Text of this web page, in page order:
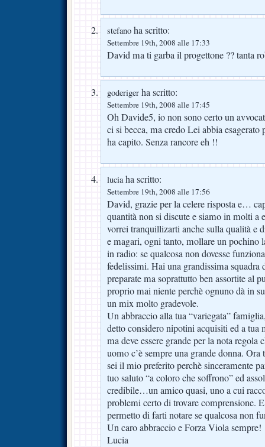
stefano ha scritto:
Settembre 19th, 2008 alle 17:33
David ma ti garba il progettone ?? tanta
goderiger ha scritto:
Settembre 19th, 2008 alle 17:45
Oh Davide5, io non sono certo un
ci si becca, ma credo Lei abbia esagerato
ha capito. Senza rancore eh !!
luciaha scritto:
Settembre 19th, 2008 alle 17:56
David, grazie per la celere risposta e…
quantità non si discute e siamo in molti a
vorrei tranquillizarti anche sulla qualità e
e magari, ogni tanto, mollare un pochino
in radio: se qualcosa non dovesse
fedelissimi. Hai una grandissima squadra
preparate ma soprattutto ben assortite al
proprio mai niente perchè ognuno dà in
un mix molto gradevole.
Un abbraccio alla tua “variegata”
detto considero nipotini acquisiti ed a tua
ma deve essere grande per la nota regola
uomo c’è sempre una grande donna.
sei il mio preferito perchè sinceramente
tuo saluto “a coloro che soffrono” ed
credibile…un amico quasi, uno a cui
problemi certo di trovare comprensione.
permetto di farti notare se qualcosa non
Un caro abbraccio e Forza Viola sempre!
Lucia